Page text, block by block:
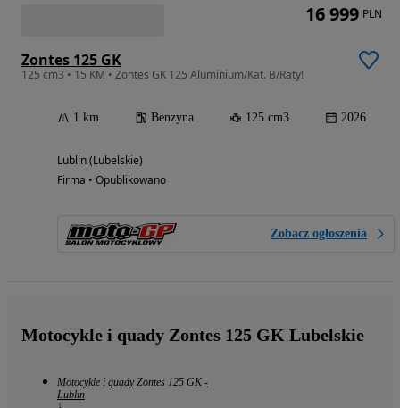
Zontes 125 GK
125 cm3 • 15 KM • Zontes GK 125 Aluminium/Kat. B/Raty!
1 km Benzyna 125 cm3 2026
Lublin (Lubelskie)
Firma • Opublikowano
Zobacz ogłoszenia
16 999 PLN
Motocykle i quady Zontes 125 GK Lubelskie
Motocykle i quady Zontes 125 GK -
Lublin